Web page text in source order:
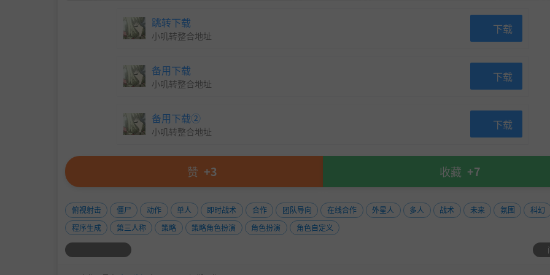
跳转下载
小叽转整合地址 下载
备用下载
小叽转整合地址 下载
备用下载②
小叽转整合地址 下载
赞 +3 收藏 +7
俯视射击 僵尸 动作 单人 即时战术 合作 团队导向 在线合作 外星人 多人 战术 未来 氛围
科幻
程序生成
第三人称 策略 策略角色扮演 角色扮演 角色自定义